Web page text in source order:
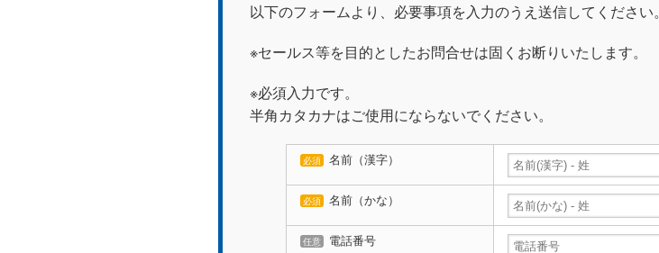
以下のフォームより、必要事項を入力のうえ送信してください。
※セールス等を目的としたお問合せは固くお断りいたします。
※必須入力です。
半角カタカナはご使用にならないでください。
必須 名前（漢字）
必須 名前（かな）
任意 電話番号